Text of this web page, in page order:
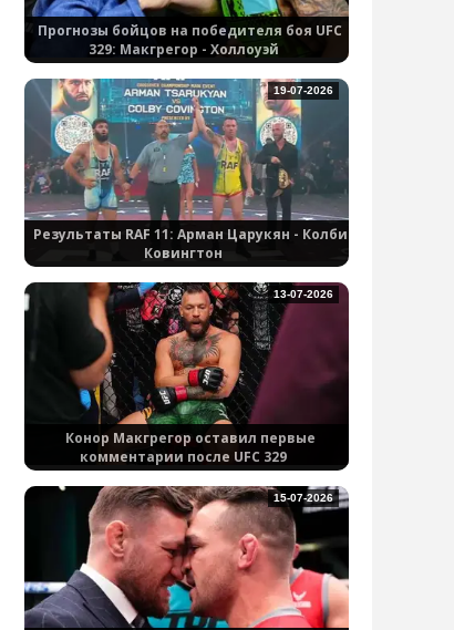
Прогнозы бойцов на победителя боя UFC
329: Макгрегор - Холлоуэй
Результаты RAF 11: Арман Царукян - Колби
Ковингтон
19-07-2026
Конор Макгрегор оставил первые
комментарии после UFC 329
13-07-2026
15-07-2026